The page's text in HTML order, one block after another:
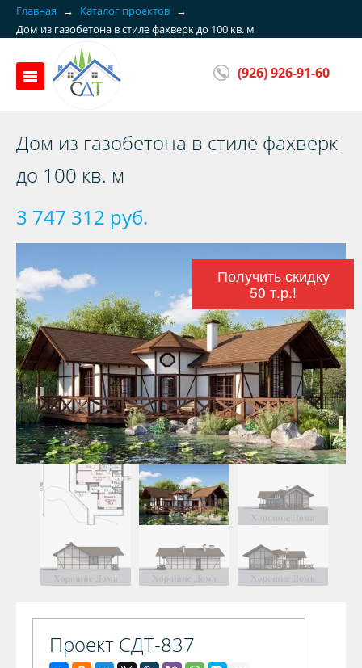
Главная → Каталог проектов →
Дом из газобетона в стиле фахверк до 100 кв. м
(926) 926-91-60
Дом из газобетона в стиле фахверк
до 100 кв. м
3 747 312 руб.
Получить скидку
50 т.р.!
Проект СДТ-837